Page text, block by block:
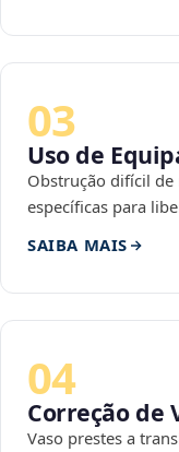
03
Uso de
Obstrução difícil
específicas para
SAIBA MAIS
04
Correção de
Vaso prestes a